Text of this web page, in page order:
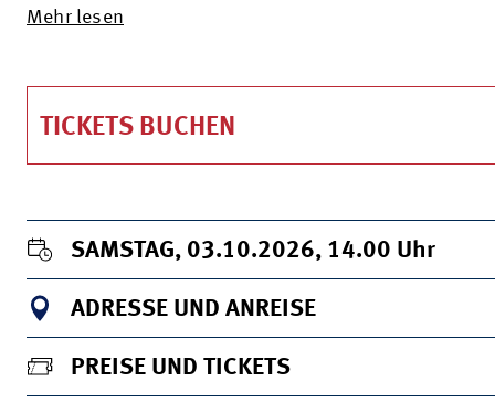
Mehr lesen
TICKETS BUCHEN
SAMSTAG, 03.10.2026, 14.00 Uhr
ADRESSE UND ANREISE
PREISE UND TICKETS